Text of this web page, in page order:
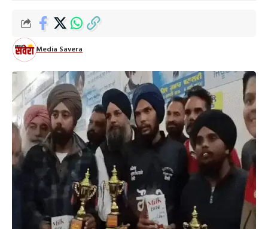
Media Savera